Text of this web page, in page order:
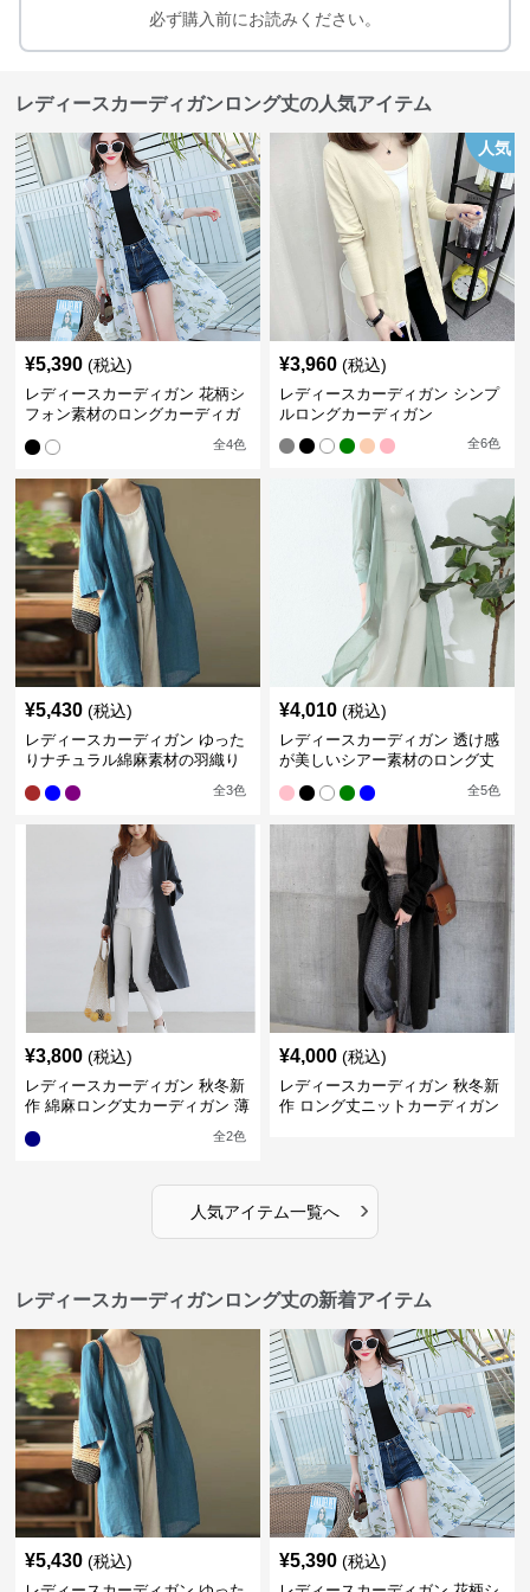
必ず購入前にお読みください。
レディースカーディガンロング丈の人気アイテム
¥5,390 (税込)
レディースカーディガン 花柄シ
フォン素材のロングカーディガ
全4色
人気
¥3,960 (税込)
レディースカーディガン シンプ
ルロングカーディガン
全6色
¥5,430 (税込)
レディースカーディガン ゆった
りナチュラル綿麻素材の羽織り
全3色
¥4,010 (税込)
レディースカーディガン 透け感
が美しいシアー素材のロング丈
全5色
¥3,800 (税込)
レディースカーディガン 秋冬新
作 綿麻ロング丈カーディガン 薄
全2色
¥4,000 (税込)
レディースカーディガン 秋冬新
作 ロング丈ニットカーディガン
人気アイテム一覧へ ›
レディースカーディガンロング丈の新着アイテム
¥5,430 (税込) ¥5,390 (税込)